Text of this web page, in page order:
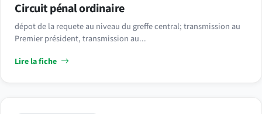
Circuit pénal ordinaire
dépot de la requete au niveau du greffe central; transmission au
Premier président, transmission au...
Lire la fiche